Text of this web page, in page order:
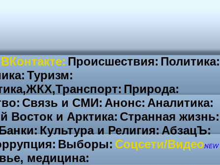
Происшествия: Политика:
Туризм:
Природа:
Связь и СМИ: Анонс: Аналитика:
Восток и Арктика: Странная жизнь:
Культура и Религия:АбзацЪ:
Выборы: Соцсети/Видео
медицина: